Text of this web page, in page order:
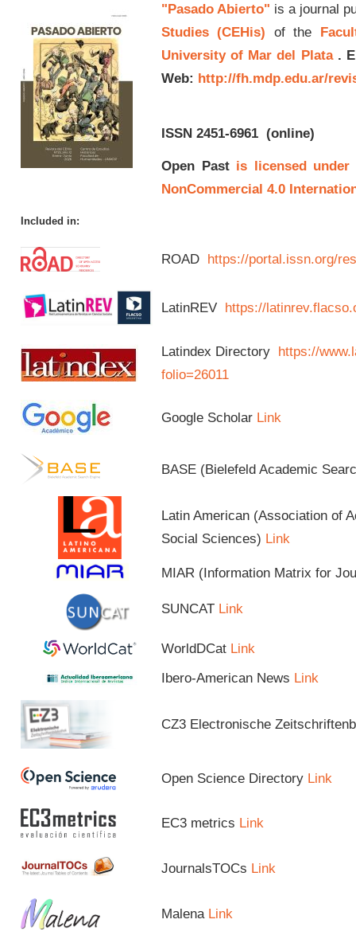
"Pasado Abierto" is a journal
Studies (CEHis) of the
University of Mar del Plata.
Web: http://fh.mdp.edu.ar/
ISSN 2451-6961(online)
Open Past is licensed under
NonCommercial 4.0
Included in:
ROAD https://portal.issn.org/
LatinREV https://
Latindex Directory https://
folio=26011
Google Scholar Link
BASE (Bielefeld Academic
Latin American (Association of
Social Sciences) Link
MIAR (Information Matrix for
SUNCAT Link
WorldDCat Link
Ibero-American News Link
CZ3 Electronische
Open Science Directory Link
EC3 metrics Link
JournalsTOCs Link
Malena Link